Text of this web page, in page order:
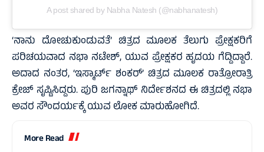
A post shared by Nabha Natesh (@nabhanatesh)
‘ನಾನು ದೋಚುಕುಂಡುವತೆ’ ಚಿತ್ರದ ಮೂಲಕ ತೆಲುಗು ಪ್ರೇಕ್ಷಕರಿಗೆ
ಪರಿಚಯವಾದ ನಭಾ ನಟೇಶ್, ಯುವ ಪ್ರೇಕ್ಷಕರ ಹೃದಯ ಗೆದ್ದಿದ್ದಾರೆ.
ಅದಾದ ನಂತರ, ‘ಇಸ್ಮಾರ್ಟ್ ಶಂಕರ್’ ಚಿತ್ರದ ಮೂಲಕ ರಾತ್ರೋರಾತ್ರಿ
ಕ್ರೇಜ್ ಸೃಷ್ಟಿಸಿದ್ದರು. ಪುರಿ ಜಗನ್ನಾಥ್ ನಿರ್ದೇಶನದ ಈ ಚಿತ್ರದಲ್ಲಿ ನಭಾ
ಅವರ ಸೌಂದರ್ಯಕ್ಕೆ ಯುವ ಲೋಕ ಮಾರುಹೋಗಿದೆ.
More Read